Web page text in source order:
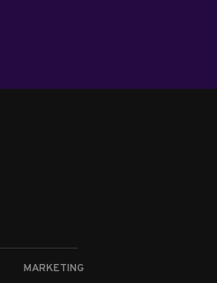
MARKETING